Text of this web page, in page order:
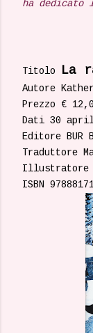
ha dedicato
Titolo La
Autore
Prezzo €
Dati 30
Editore
Traduttore
Illustratore
ISBN